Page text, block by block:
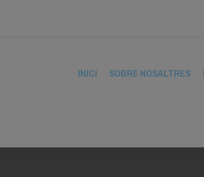
INICI SOBRE NOSALTRES